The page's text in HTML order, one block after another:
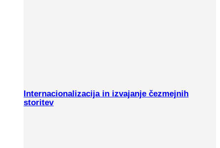
Internacionalizacija in izvajanje čezmejnih
storitev